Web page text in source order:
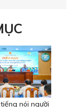
nói người